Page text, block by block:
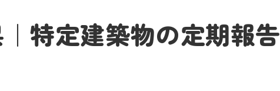
特定建築物の定期報告